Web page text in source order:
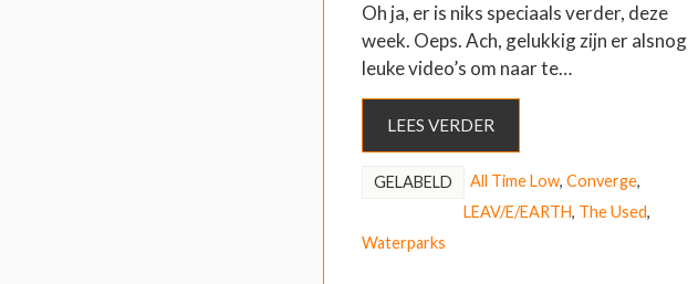
Oh ja, er is niks speciaals verder, deze
week. Oeps. Ach, gelukkig zijn er alsnog
leuke video’s om naar te…
LEES VERDER
GELABELD All Time Low, Converge,
LEAV/E/EARTH, The Used,
Waterparks